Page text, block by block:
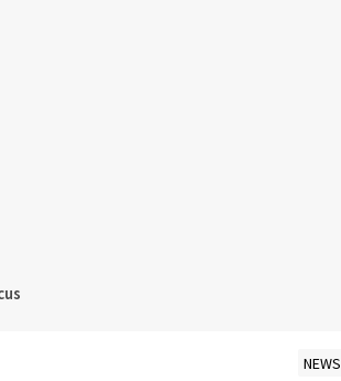
NEWS